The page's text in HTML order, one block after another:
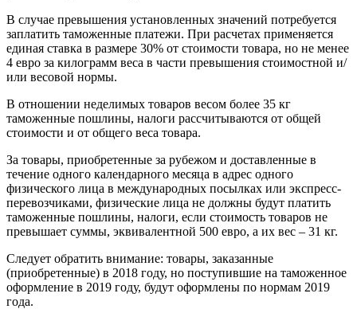
В случае превышения установленных значений потребуется
заплатить таможенные платежи. При расчетах применяется
единая ставка в размере 30% от стоимости товара, но не менее
4 евро за килограмм веса в части превышения стоимостной и/
или весовой нормы.
В отношении неделимых товаров весом более 35 кг
таможенные пошлины, налоги рассчитываются от общей
стоимости и от общего веса товара.
За товары, приобретенные за рубежом и доставленные в
течение одного календарного месяца в адрес одного
физического лица в международных посылках или экспресс-
перевозчиками, физические лица не должны будут платить
таможенные пошлины, налоги, если стоимость товаров не
превышает суммы, эквивалентной 500 евро, а их вес – 31 кг.
Следует обратить внимание: товары, заказанные
(приобретенные) в 2018 году, но поступившие на таможенное
оформление в 2019 году, будут оформлены по нормам 2019
года.